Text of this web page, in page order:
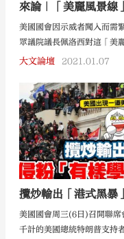
來論｜「美麗風景線
美國國會因示威者闖入而需
眾議院議長佩洛西對這「美
大文論壇 2021.01.07
攬炒輸出「港式黑
美國國會周三(6日)召開聯
千計的美國總統特朗普支持